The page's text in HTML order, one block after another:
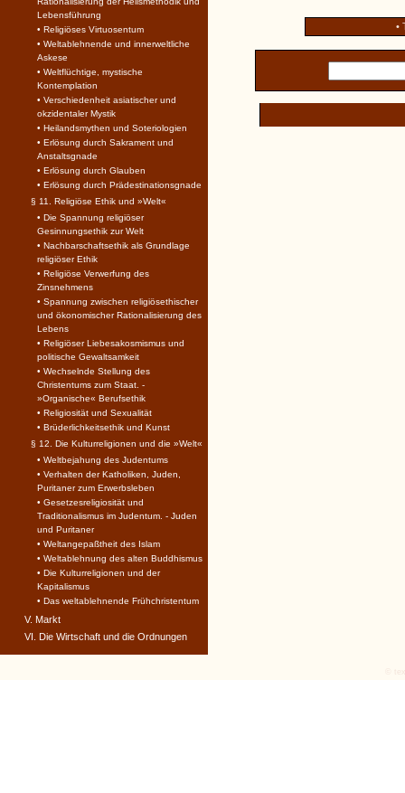
•
Lebensführung
• Religiöses Virtuosentum
• Weltablehnende und innerweltliche
Askese
• Weltflüchtige, mystische
Kontemplation
• Verschiedenheit asiatischer und
okzidentaler Mystik
• Heilandsmythen und Soteriologien
• Erlösung durch Sakrament und
Anstaltsgnade
• Erlösung durch Glauben
• Erlösung durch Prädestinationsgnade
§ 11. Religiöse Ethik und »Welt«
• Die Spannung religiöser
Gesinnungsethik zur Welt
• Nachbarschaftsethik als Grundlage
religiöser Ethik
• Religiöse Verwerfung des
Zinsnehmens
• Spannung zwischen religiösethischer
und ökonomischer Rationalisierung des
Lebens
• Religiöser Liebesakosmismus und
politische Gewaltsamkeit
• Wechselnde Stellung des
Christentums zum Staat. -
»Organische« Berufsethik
• Religiosität und Sexualität
• Brüderlichkeitsethik und Kunst
§ 12. Die Kulturreligionen und die »Welt«
• Weltbejahung des Judentums
• Verhalten der Katholiken, Juden,
Puritaner zum Erwerbsleben
• Gesetzesreligiosität und
Traditionalismus im Judentum. - Juden
und Puritaner
• Weltangepaßtheit des Islam
• Weltablehnung des alten Buddhismus
• Die Kulturreligionen und der
Kapitalismus
• Das weltablehnende Frühchristentum
V. Markt
VI. Die Wirtschaft und die Ordnungen